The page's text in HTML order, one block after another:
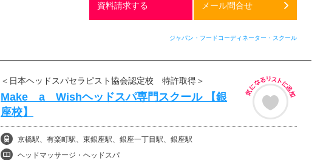
資料請求する メール問合せ
ジャパン・フードコーディネーター・スクール
＜日本ヘッドスパセラピスト協会認定校 特許取得＞
Make a Wishヘッドスパ専門スクール 【銀
座校】
京橋駅、有楽町駅、東銀座駅、銀座一丁目駅、銀座駅
ヘッドマッサージ・ヘッドスパ